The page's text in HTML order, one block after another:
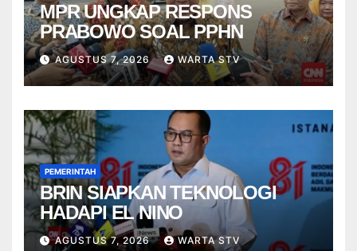
MPR UNGKAP RESPONS
PRABOWO SOAL PPHN
AGUSTUS 7, 2026 WARTA STV
PEMERINTAH
BRIN SIAPKAN TEKNOLOGI
HADAPI EL NINO
AGUSTUS 7, 2026 WARTA STV